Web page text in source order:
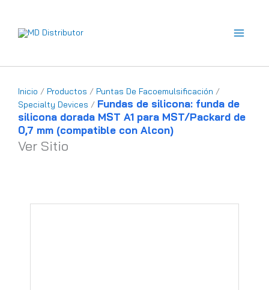
contenido
Inicio / Productos / Puntas De Facoemulsificación /
Specialty Devices / Fundas de silicona: funda de
silicona dorada MST A1 para MST/Packard de
0,7 mm (compatible con Alcon)
Ver Sitio